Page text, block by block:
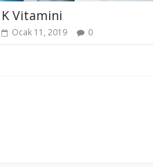
K Vitamini
Ocak 11, 2019 0